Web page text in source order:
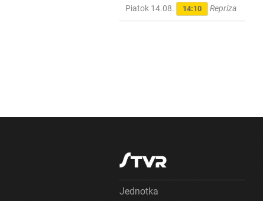
Piatok 14.08. 14:10 Repríza
Jednotka